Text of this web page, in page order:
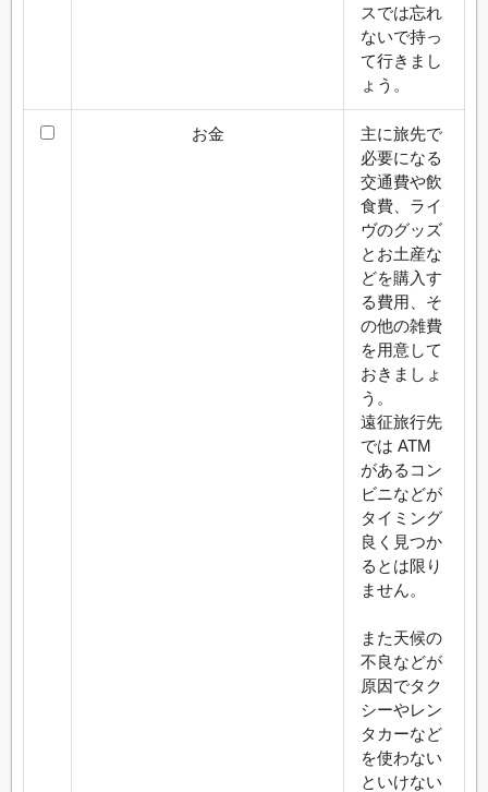
スでは忘れ
ないで持っ
て行きまし
ょう。
お金
主に旅先で
必要になる
交通費や飲
食費、ライ
ヴのグッズ
とお土産な
どを購入す
る費用、そ
の他の雑費
を用意して
おきましょ
う。
遠征旅行先
では ATM
があるコン
ビニなどが
タイミング
良く見つか
るとは限り
ません。
また天候の
不良などが
原因でタク
シーやレン
タカーなど
を使わない
といけない